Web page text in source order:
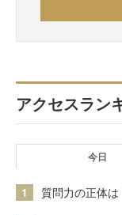
アクセスラン
今日
1 質問力の正体